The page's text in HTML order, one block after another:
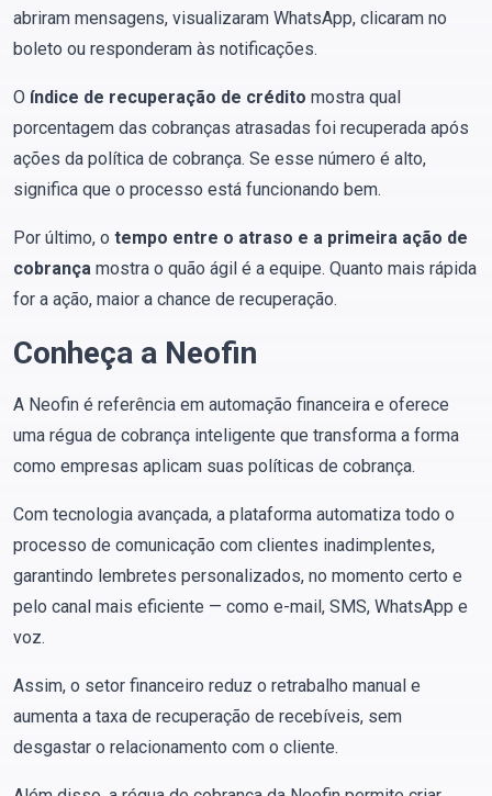
abriram mensagens, visualizaram WhatsApp, clicaram no
boleto ou responderam às notificações.
O índice de recuperação de crédito mostra qual
porcentagem das cobranças atrasadas foi recuperada após
ações da política de cobrança. Se esse número é alto,
significa que o processo está funcionando bem.
Por último, o tempo entre o atraso e a primeira ação de
cobrança mostra o quão ágil é a equipe. Quanto mais rápida
for a ação, maior a chance de recuperação.
Conheça a Neofin
A Neofin é referência em automação financeira e oferece
uma régua de cobrança inteligente que transforma a forma
como empresas aplicam suas políticas de cobrança.
Com tecnologia avançada, a plataforma automatiza todo o
processo de comunicação com clientes inadimplentes,
garantindo lembretes personalizados, no momento certo e
pelo canal mais eficiente — como e-mail, SMS, WhatsApp e
voz.
Assim, o setor financeiro reduz o retrabalho manual e
aumenta a taxa de recuperação de recebíveis, sem
desgastar o relacionamento com o cliente.